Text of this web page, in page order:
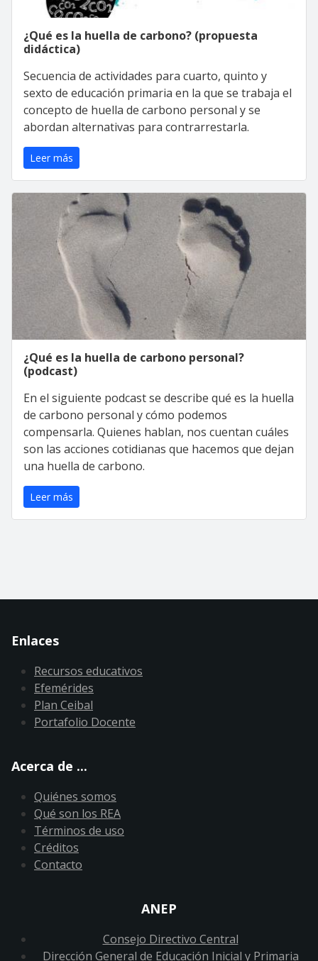
¿Qué es la huella de carbono? (propuesta
didáctica)
Secuencia de actividades para cuarto, quinto y
sexto de educación primaria en la que se trabaja el
concepto de huella de carbono personal y se
abordan alternativas para contrarrestarla.
Leer más
¿Qué es la huella de carbono personal?
(podcast)
En el siguiente podcast se describe qué es la huella
de carbono personal y cómo podemos
compensarla. Quienes hablan, nos cuentan cuáles
son las acciones cotidianas que hacemos que dejan
una huella de carbono.
Leer más
Enlaces
Recursos educativos
Efemérides
Plan Ceibal
Portafolio Docente
Acerca de ...
Quiénes somos
Qué son los REA
Términos de uso
Créditos
Contacto
ANEP
Consejo Directivo Central
Dirección General de Educación Inicial y Primaria